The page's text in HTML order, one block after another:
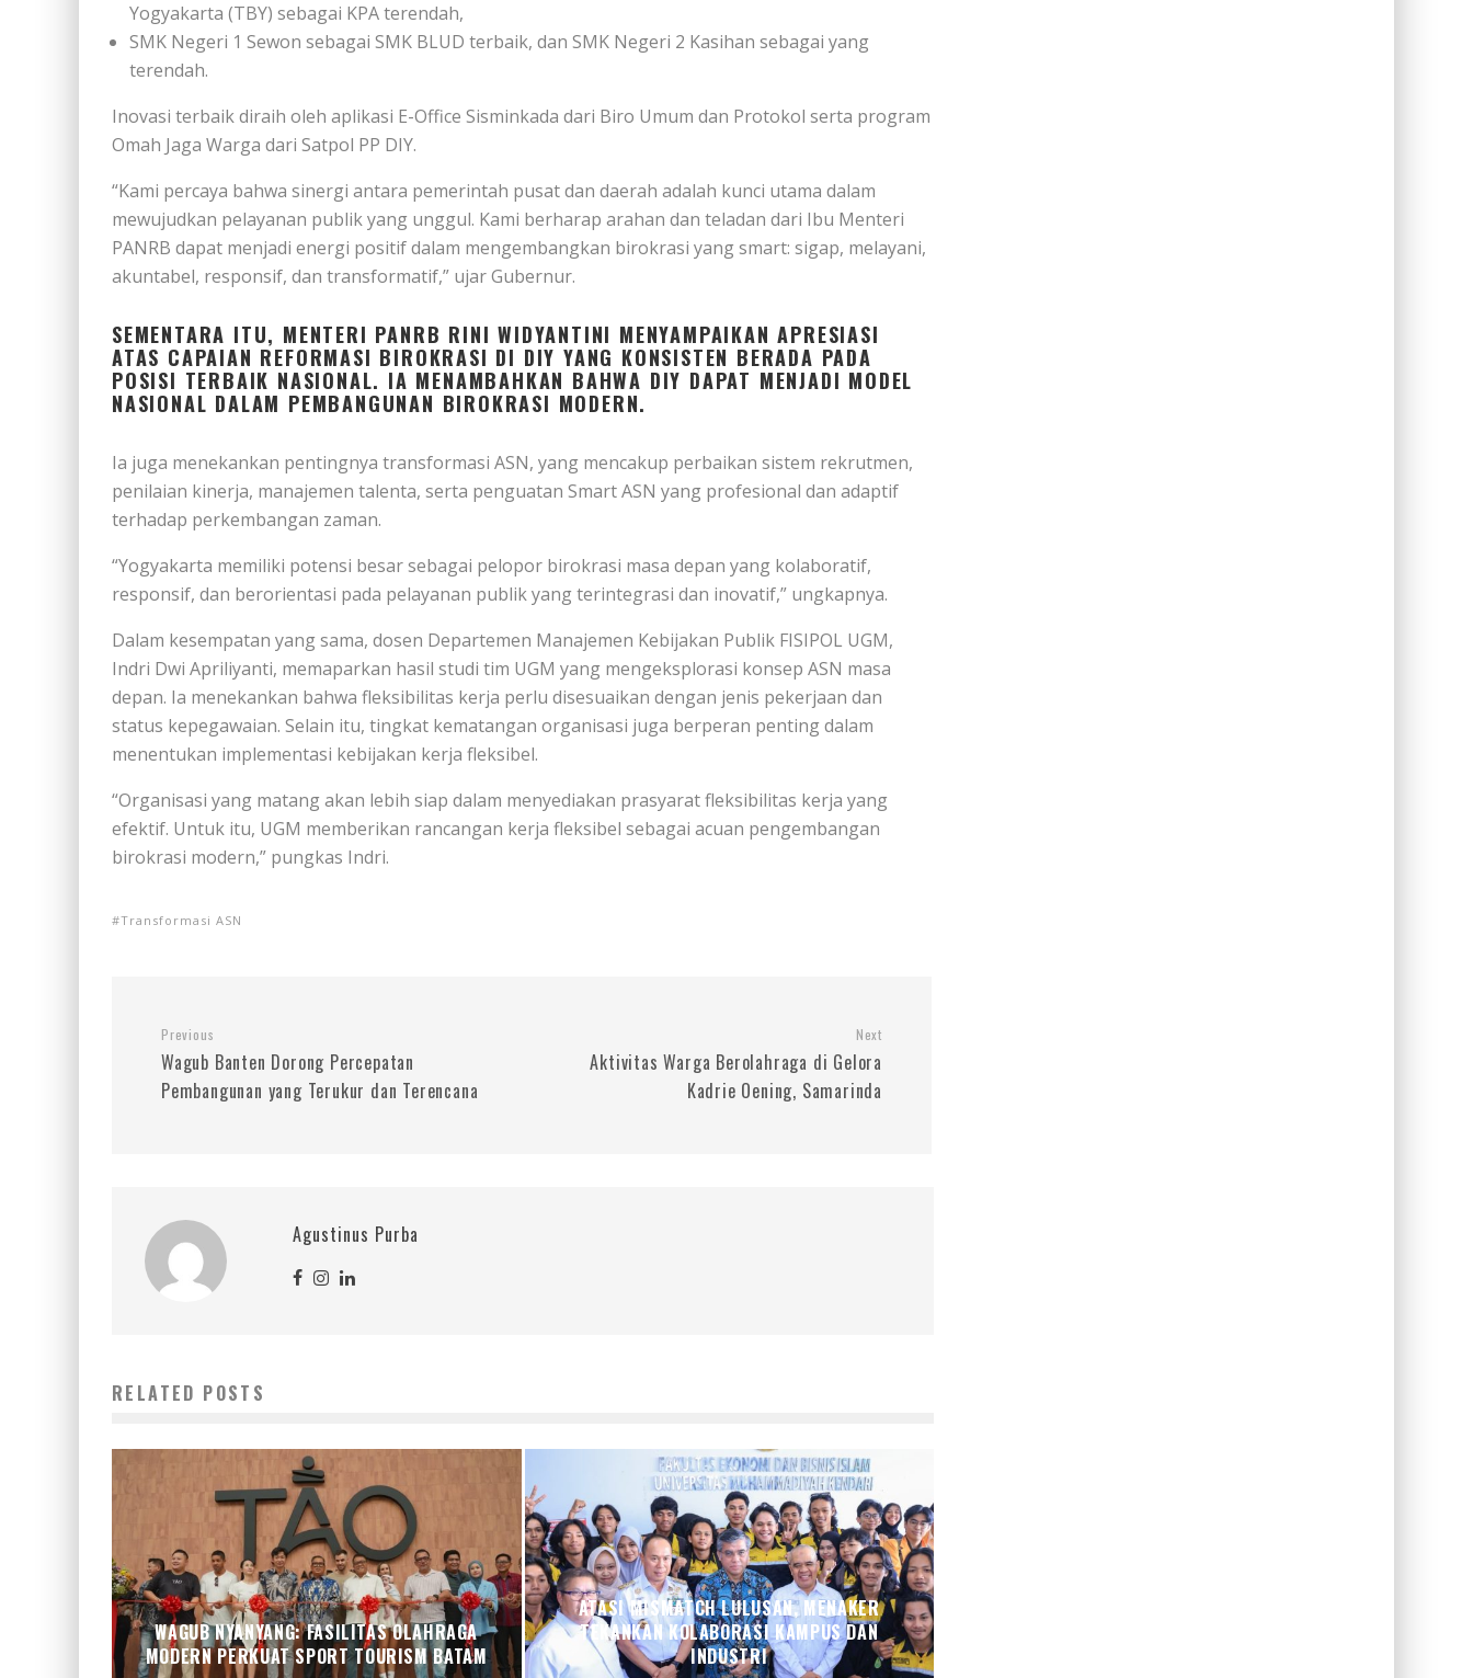
Yogyakarta (TBY) sebagai KPA terendah,
SMK Negeri 1 Sewon sebagai SMK BLUD terbaik, dan SMK Negeri 2 Kasihan sebagai yang
terendah.
Inovasi terbaik diraih oleh aplikasi E-Office Sisminkada dari Biro Umum dan Protokol serta program
Omah Jaga Warga dari Satpol PP DIY.
“Kami percaya bahwa sinergi antara pemerintah pusat dan daerah adalah kunci utama dalam
mewujudkan pelayanan publik yang unggul. Kami berharap arahan dan teladan dari Ibu Menteri
PANRB dapat menjadi energi positif dalam mengembangkan birokrasi yang smart: sigap, melayani,
akuntabel, responsif, dan transformatif,” ujar Gubernur.
SEMENTARA ITU, MENTERI PANRB RINI WIDYANTINI MENYAMPAIKAN APRESIASI
ATAS CAPAIAN REFORMASI BIROKRASI DI DIY YANG KONSISTEN BERADA PADA
POSISI TERBAIK NASIONAL. IA MENAMBAHKAN BAHWA DIY DAPAT MENJADI MODEL
NASIONAL DALAM PEMBANGUNAN BIROKRASI MODERN.
Ia juga menekankan pentingnya transformasi ASN, yang mencakup perbaikan sistem rekrutmen,
penilaian kinerja, manajemen talenta, serta penguatan Smart ASN yang profesional dan adaptif
terhadap perkembangan zaman.
“Yogyakarta memiliki potensi besar sebagai pelopor birokrasi masa depan yang kolaboratif,
responsif, dan berorientasi pada pelayanan publik yang terintegrasi dan inovatif,” ungkapnya.
Dalam kesempatan yang sama, dosen Departemen Manajemen Kebijakan Publik FISIPOL UGM,
Indri Dwi Apriliyanti, memaparkan hasil studi tim UGM yang mengeksplorasi konsep ASN masa
depan. Ia menekankan bahwa fleksibilitas kerja perlu disesuaikan dengan jenis pekerjaan dan
status kepegawaian. Selain itu, tingkat kematangan organisasi juga berperan penting dalam
menentukan implementasi kebijakan kerja fleksibel.
“Organisasi yang matang akan lebih siap dalam menyediakan prasyarat fleksibilitas kerja yang
efektif. Untuk itu, UGM memberikan rancangan kerja fleksibel sebagai acuan pengembangan
birokrasi modern,” pungkas Indri.
Transformasi ASN
Previous
Wagub Banten Dorong Percepatan
Pembangunan yang Terukur dan Terencana
Next
Aktivitas Warga Berolahraga di Gelora
Kadrie Oening, Samarinda
Agustinus Purba
RELATED POSTS
WAGUB NYANYANG: FASILITAS OLAHRAGA
MODERN PERKUAT SPORT TOURISM BATAM
ATASI MISMATCH LULUSAN, MENAKER
TEKANKAN KOLABORASI KAMPUS DAN
INDUSTRI